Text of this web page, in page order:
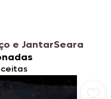
e JantarSeara